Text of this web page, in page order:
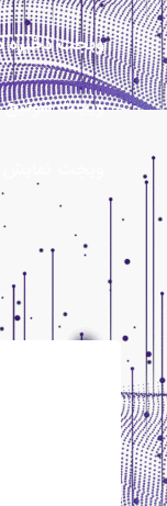
ویجت ذخیره
ویجت سوئیچ
ویجت